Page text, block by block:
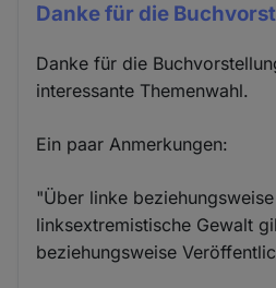
Danke für die
Danke für die
interessante Themenwahl.
Ein paar Anmerkungen:
"Über linke
linksextremistische Gewalt
beziehungsweise